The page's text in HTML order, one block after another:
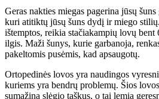
Geras nakties miegas pagerina jūsų
kuri atitiktų jūsų šuns dydį ir miego
ištemptos, reikia stačiakampių lovų
ilgis. Maži šunys, kurie garbanoja,
pakeltomis pusėmis, kad apsaugotų.
Ortopedinės lovos yra naudingos
kuriems yra bendrų problemų. Šios
sumažina slėgio taškus, o tai lemia